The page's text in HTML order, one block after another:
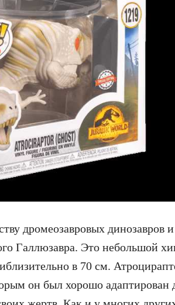
дромеозавровых динозавров и
Галлюзавра. Это небольшой
в 70 см.
он был хорошо адаптирован